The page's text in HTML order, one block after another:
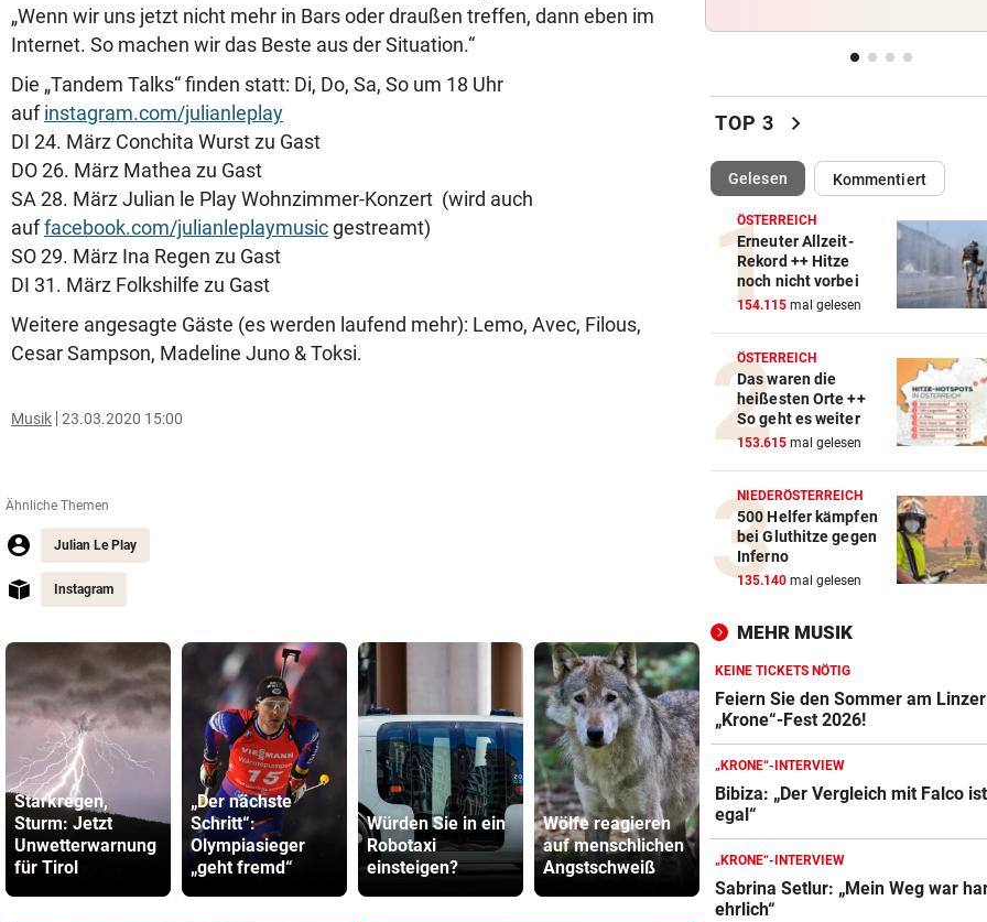
„Wenn wir uns jetzt nicht mehr in Bars oder draußen treffen, dann eben im
Internet. So machen wir das Beste aus der Situation.“
Die „Tandem Talks“ finden statt: Di, Do, Sa, So um 18 Uhr
aufinstagram.com/julianleplay
DI 24. März Conchita Wurst zu Gast
DO 26. März Mathea zu Gast
SA 28. März Julian le Play Wohnzimmer-Konzert (wird auch
auffacebook.com/julianleplaymusicgestreamt)
SO 29. März Ina Regen zu Gast
DI 31. März Folkshilfe zu Gast
Weitere angesagte Gäste (es werden laufend mehr): Lemo, Avec, Filous,
Cesar Sampson, Madeline Juno & Toksi.
Musik 23.03.2020 15:00
Ähnliche Themen
Julian Le Play
Instagram
Starkregen,
Sturm: Jetzt
Unwetterwarnung
für Tirol
„Der nächste
Schritt“:
Olympiasieger
„geht fremd“
Würden Sie in ein
Robotaxi
einsteigen?
Wölfe reagieren
auf menschlichen
Angstschweiß
Russell Crowe: 25
Kilo Übergewicht
wegtrainiert!
wollen die
Einsatzkräfte gefordert!
Weißhaidinger kann an
Leichtathletik-EM teilnehmen
11-JÄHRIGE MISSBRAUCHT
Vater lockte Vergewaltiger
TikTok in Falle
DISKUTIEREN SIE MIT! vor
Wasserknappheit: Sparen
schon?
EINE INTERNE LÖSUNG vor
Pioneers Vorarlberg kennen
neuen Headcoach
RAUS AUS KOMFORTZONE
„Der nächste Schritt“:
Olympiasieger „geht fremd“
FREIHEIT IN KASACHSTAN vor
sprintet in Freiheit
VON HINTEN GEPACKT
25-jähriger Mann in Park
und ausgeraubt
MUSKEL-COMEBACK vor 2
Russell Crowe: 25 Kilo
Übergewicht wegtrainiert!
TOP 3 chevron_right
Gelesen(ausgewählt)Kommentiert
ÖSTERREICH
Erneuter Allzeit-
Rekord ++ Hitze
noch nicht vorbei
154.115 mal gelesen
ÖSTERREICH
Das waren die
heißesten Orte ++
So geht es weiter
153.615 mal gelesen
NIEDERÖSTERREICH
500 Helfer kämpfen
bei Gluthitze gegen
Inferno
135.140 mal gelesen
MEHR MUSIK
KEINE TICKETS NÖTIG
Feiern Sie den Sommer am Linzer
„Krone“-Fest 2026!
„KRONE“-INTERVIEW
Bibiza: „Der Vergleich mit Falco
egal“
„KRONE“-INTERVIEW
Sabrina Setlur: „Mein Weg war
ehrlich“